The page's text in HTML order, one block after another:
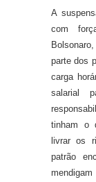
A
com
parte dos
carga
salarial
tinham o
livrar os
patrão